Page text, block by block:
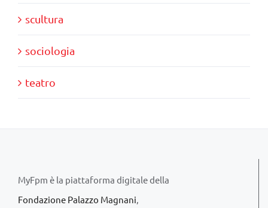
scultura
sociologia
teatro
MyFpm è la piattaforma digitale della
Fondazione Palazzo Magnani,